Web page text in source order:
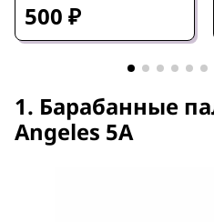
500 ₽
1. Барабанные
Angeles 5A